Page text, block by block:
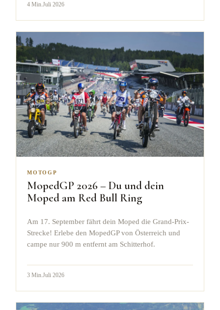
4 Min. Juli 2026
MOTOGP
MopedGP 2026 – Du und dein
Moped am Red Bull Ring
Am 17. September fährt dein Moped die Grand-Prix-
Strecke! Erlebe den MopedGP von Österreich und
campe nur 900 m entfernt am Schitterhof.
3 Min.Juli 2026